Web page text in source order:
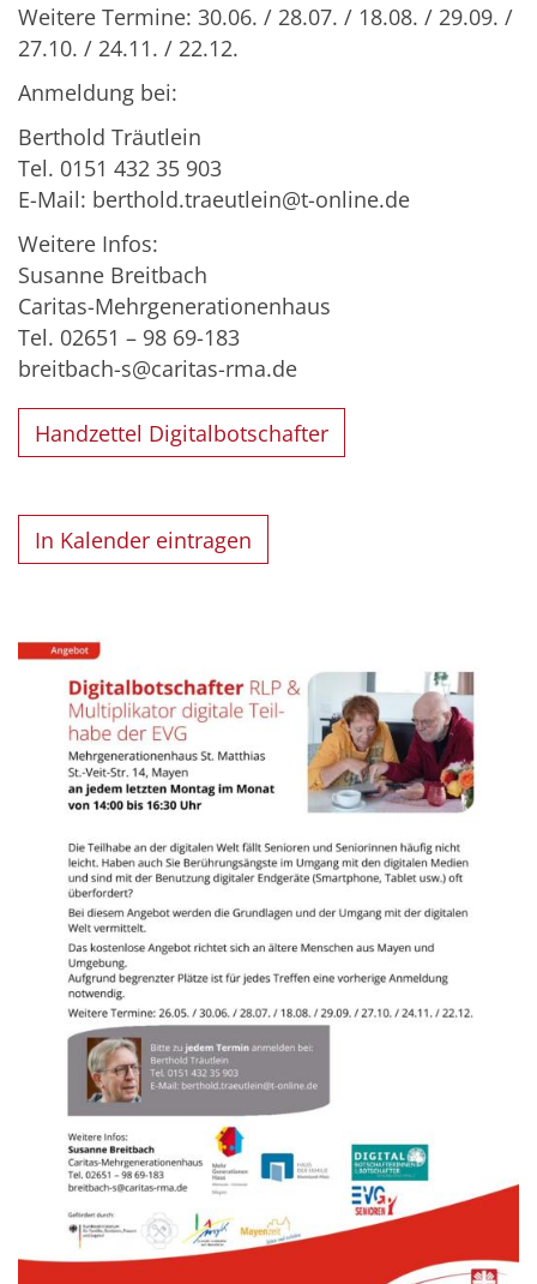
Weitere Termine: 30.06. / 28.07. / 18.08. / 29.09. /
27.10. / 24.11. / 22.12.
Anmeldung bei:
Berthold Träutlein
Tel. 0151 432 35 903
E-Mail: berthold.traeutlein@t-online.de
Weitere Infos:
Susanne Breitbach
Caritas-Mehrgenerationenhaus
Tel. 02651 – 98 69-183
breitbach-s@caritas-rma.de
Handzettel Digitalbotschafter
In Kalender eintragen